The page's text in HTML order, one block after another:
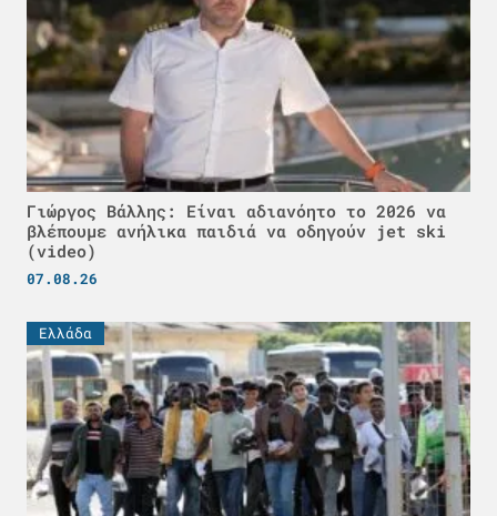
Γιώργος Βάλλης: Είναι αδιανόητο το 2026 να
βλέπουμε ανήλικα παιδιά να οδηγούν jet ski
(video)
07.08.26
Ελλάδα